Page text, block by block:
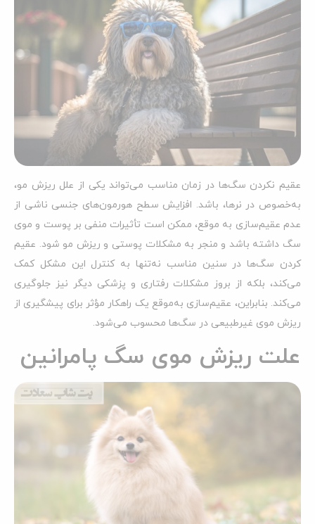
عقیم نکردن سگ‌ها در زمان مناسب می‌تواند یکی از علل ریزش مو،
به‌خصوص در نرها، باشد. افزایش سطح هورمون‌های جنسی ناشی از
عدم عقیم‌سازی به موقع، ممکن است تأثیرات منفی بر پوست و موی
سگ داشته باشد و منجر به مشکلات پوستی و ریزش مو شود. عقیم
کردن سگ‌ها در سنین مناسب نه‌تنها به کنترل این مشکل کمک
می‌کند، بلکه از بروز مشکلات رفتاری و پزشکی دیگر نیز جلوگیری
می‌کند. بنابراین، عقیم‌سازی به‌موقع یک راهکار مؤثر برای پیشگیری از
ریزش موی غیرطبیعی در سگ‌ها محسوب می‌شود.
علت ریزش موی سگ پامرانین